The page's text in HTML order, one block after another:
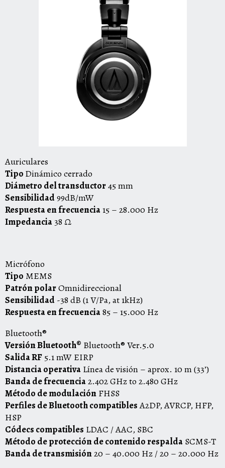
Auriculares
Tipo Dinámico cerrado
Diámetro del transductor45 mm
Sensibilidad99dB/mW
Respuesta en frecuencia15 – 28.000 Hz
Impedancia 38 Ω
Micrófono
Tipo MEMS
Patrón polarOmnidireccional
Sensibilidad -38 dB (1 V/Pa, at 1kHz)
Respuesta en frecuencia85 – 15.000 Hz
Bluetooth®
Versión Bluetooth® Bluetooth® Ver.5.0
Salida RF 5.1 mW EIRP
Distancia operativa Línea de visión – aprox. 10 m (33’)
Banda de frecuencia2.402 GHz to 2.480 GHz
Método de modulación FHSS
Perfiles de Bluetooth compatiblesA2DP, AVRCP, HFP,
HSP
Códecs compatibles LDAC / AAC, SBC
Método de protección de contenido respalda SCMS-T
Banda de transmisión20 – 40.000 Hz / 20 – 20.000 Hz